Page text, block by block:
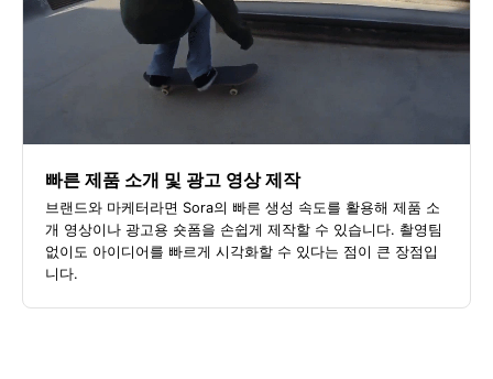
빠른 제품 소개 및 광고 영상 제작
브랜드와 마케터라면 Sora의 빠른 생성 속도를 활용해 제품 소
개 영상이나 광고용 숏폼을 손쉽게 제작할 수 있습니다. 촬영팀
없이도 아이디어를 빠르게 시각화할 수 있다는 점이 큰 장점입
니다.